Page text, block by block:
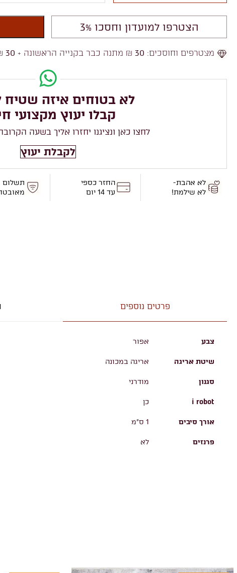
הצטרפו למועדון וחסכו 3%
מצטרפים וחוסכים: 30 ₪ מתנה כבר בקנייה הראשונה + 30
לא בטוחים איזה שטיח
קבלו יעוץ מקצועי
לחצו כאן ונציגנו יחזרו אליך בשעה
לקבלת יעוץ
לא אהבת-
לא שילמת!
החזר כספי
עד 14 יום
תשלום
פרטים נוספים
צבע אפור
שיטת אריגה אריגה במכונה
סגנון מודרני
i robot כן
אורך סיבים 1 ס"מ
פרנזים לא